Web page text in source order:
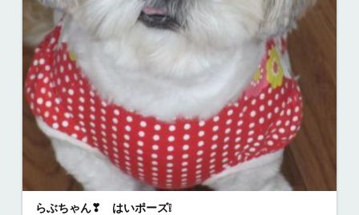
らぶちゃん❣ はいポーズ❕